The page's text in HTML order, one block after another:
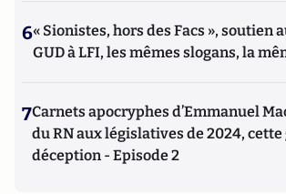
6« Sionistes, hors des Facs », soutien
GUD à LFI, les mêmes slogans, la
7Carnets apocryphes d’Emmanuel
du RN aux législatives de 2024,
déception - Episode 2